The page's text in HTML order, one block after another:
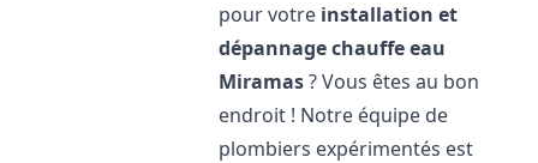
pour votre installation et
dépannage chauffe eau
Miramas? Vous êtes au bon
endroit ! Notre équipe de
plombiers expérimentés est